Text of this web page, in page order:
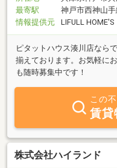
指し日々精進していますの
最寄駅
神戸市西神山
情報提供元
LIFULL HOME'S
ピタットハウス湊川店なら
揃えております。お気軽に
も随時募集中です！
この
賃貸
株式会社ハイランド